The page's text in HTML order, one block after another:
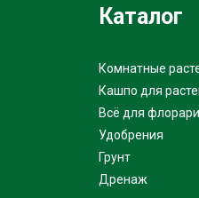
Каталог
Комнатные
Кашпо для
Всё для
Удобрения
Грунт
Дренаж